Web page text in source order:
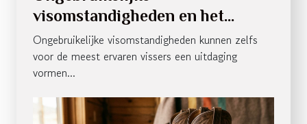
visomstandigheden en het
belang van de juiste uitrusting
Ongebruikelijke visomstandigheden kunnen zelfs
voor de meest ervaren vissers een uitdaging
vormen...